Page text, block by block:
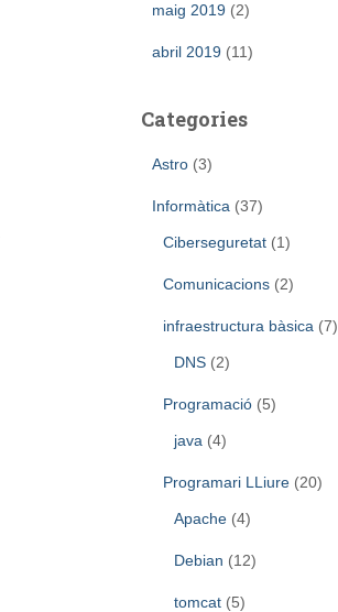
maig 2019(2)
abril 2019(11)
Categories
Astro(3)
Informàtica (37)
Ciberseguretat(1)
Comunicacions(2)
infraestructura bàsica (7)
DNS(2)
Programació(5)
java (4)
Programari LLiure(20)
Apache(4)
Debian (12)
tomcat(5)